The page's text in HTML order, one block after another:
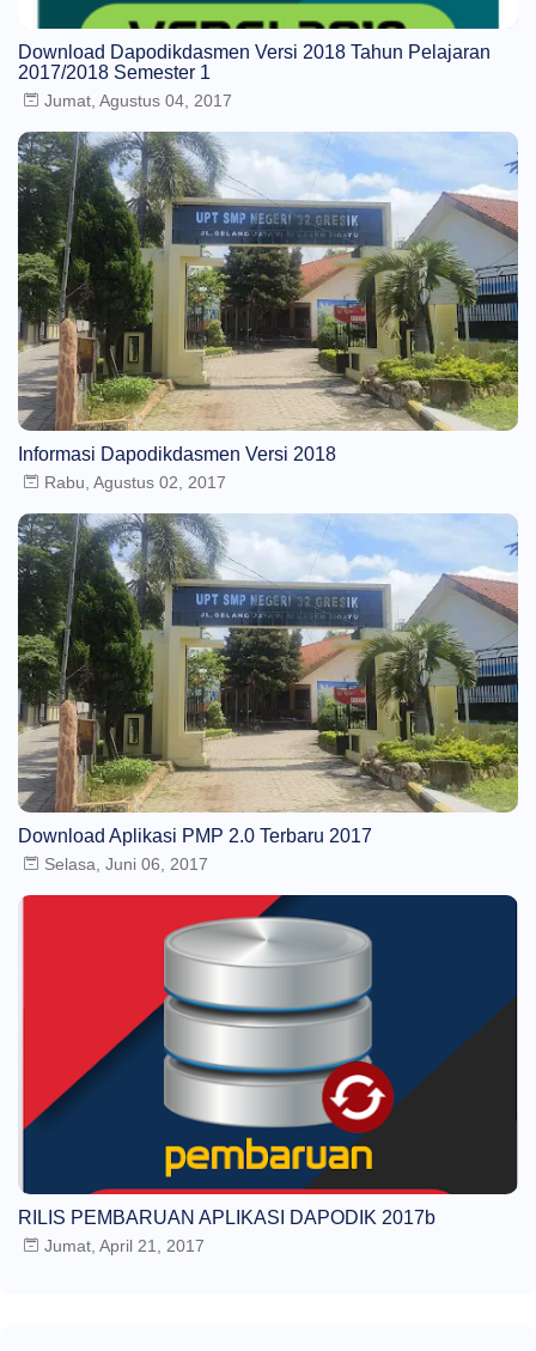
Download Dapodikdasmen Versi 2018 Tahun Pelajaran
2017/2018 Semester 1
Jumat, Agustus 04, 2017
Informasi Dapodikdasmen Versi 2018
Rabu, Agustus 02, 2017
Download Aplikasi PMP 2.0 Terbaru 2017
Selasa, Juni 06, 2017
RILIS PEMBARUAN APLIKASI DAPODIK 2017b
Jumat, April 21, 2017